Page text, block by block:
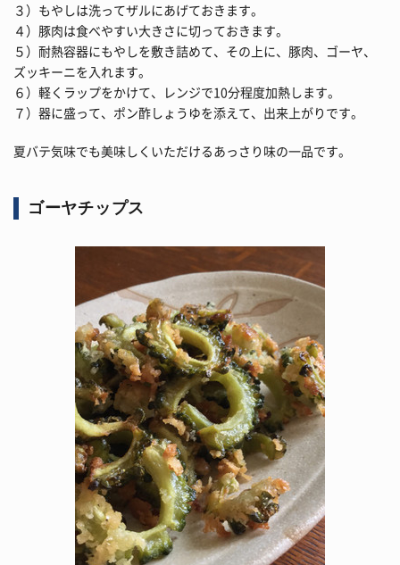
３）もやしは洗ってザルにあげておきます。
４）豚肉は食べやすい大きさに切っておきます。
５）耐熱容器にもやしを敷き詰めて、その上に、豚肉、ゴーヤ、
ズッキーニを入れます。
６）軽くラップをかけて、レンジで10分程度加熱します。
７）器に盛って、ポン酢しょうゆを添えて、出来上がりです。
夏バテ気味でも美味しくいただけるあっさり味の一品です。
ゴーヤチップス